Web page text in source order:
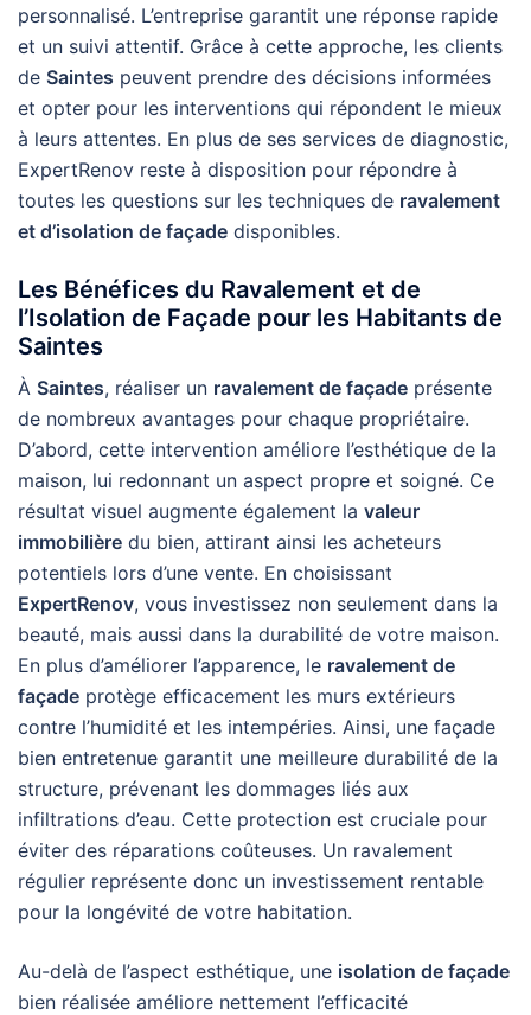
personnalisé. L’entreprise garantit une réponse rapide
et un suivi attentif. Grâce à cette approche, les clients
de Saintes peuvent prendre des décisions informées
et opter pour les interventions qui répondent le mieux
à leurs attentes. En plus de ses services de diagnostic,
ExpertRenov reste à disposition pour répondre à
toutes les questions sur les techniques de ravalement
et d’isolation de façade disponibles.
Les Bénéfices du Ravalement et de
l’Isolation de Façade pour les Habitants de
Saintes
À Saintes, réaliser un ravalement de façade présente
de nombreux avantages pour chaque propriétaire.
D’abord, cette intervention améliore l’esthétique de la
maison, lui redonnant un aspect propre et soigné. Ce
résultat visuel augmente également la valeur
immobilière du bien, attirant ainsi les acheteurs
potentiels lors d’une vente. En choisissant
ExpertRenov, vous investissez non seulement dans la
beauté, mais aussi dans la durabilité de votre maison.
En plus d’améliorer l’apparence, le ravalement de
façade protège efficacement les murs extérieurs
contre l’humidité et les intempéries. Ainsi, une façade
bien entretenue garantit une meilleure durabilité de la
structure, prévenant les dommages liés aux
infiltrations d’eau. Cette protection est cruciale pour
éviter des réparations coûteuses. Un ravalement
régulier représente donc un investissement rentable
pour la longévité de votre habitation.
Au-delà de l’aspect esthétique, une isolation de façade
bien réalisée améliore nettement l’efficacité